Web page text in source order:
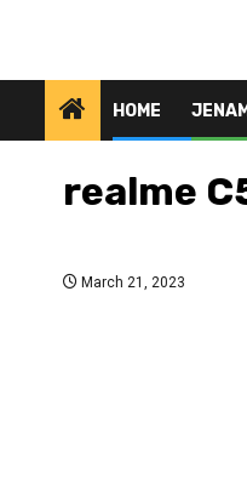
HOME
realme
March 21, 2023